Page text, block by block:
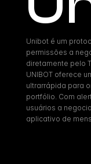
Unibot é um
permissões a
diretamente pelo
UNIBOT oferece
ultrarrápida para
portfólio. Com
usuários a
aplicativo de